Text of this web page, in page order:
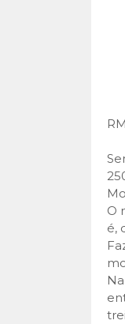
O
é,